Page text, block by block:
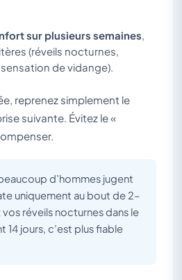
sur plusieurs semaines,
(réveils nocturnes,
de vidange).
reprenez simplement le
suivante. Évitez le «
d’hommes jugent
uniquement au bout de 2–
réveils nocturnes dans le
jours, c’est plus fiable